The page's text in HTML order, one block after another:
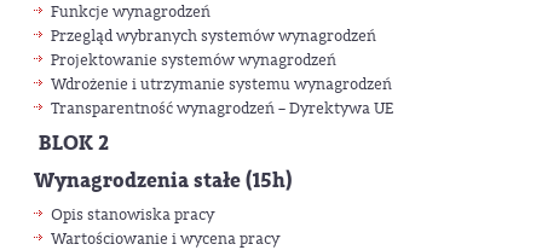
Funkcje wynagrodzeń
Przegląd wybranych systemów wynagrodzeń
Projektowanie systemów wynagrodzeń
Wdrożenie i utrzymanie systemu wynagrodzeń
Transparentność wynagrodzeń – Dyrektywa UE
BLOK 2
Wynagrodzenia stałe (15h)
Opis stanowiska pracy
Wartościowanie i wycena pracy